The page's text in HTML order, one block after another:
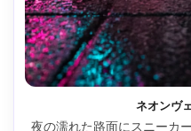
ネオンヴ
夜の濡れた路面にスニーカ